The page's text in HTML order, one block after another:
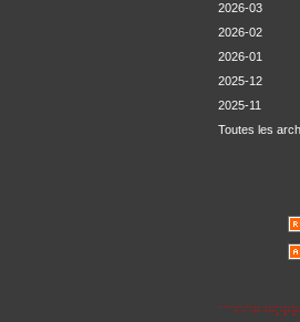
2026-03
2026-02
2026-01
2025-12
2025-11
Toutes les